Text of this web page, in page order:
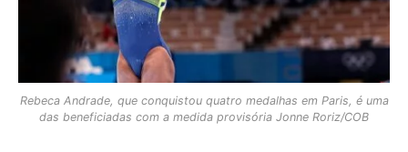
Rebeca Andrade, que conquistou quatro medalhas em Paris, é uma
das beneficiadas com a medida provisória Jonne Roriz/COB